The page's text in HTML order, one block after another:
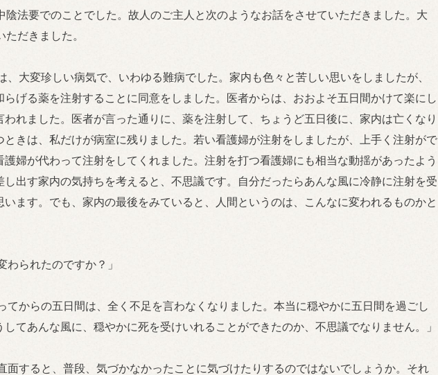
陰法要でのことでした。故人のご主人と次のようなお話をさせていただきました。大
だきました。
、大変珍しい病気で、いわゆる難病でした。家内も色々と苦しい思いをしましたが、
らげる薬を注射することに同意をしました。医者からは、おおよそ五日間かけて楽にし
われました。医者が言った通りに、薬を注射して、ちょうど五日後に、家内は亡くなり
ときは、私だけが病室に残りました。若い看護婦が注射をしましたが、上手く注射がで
護婦が代わって注射をしてくれました。注射を打つ看護婦にも相当な動揺があったよう
し出す家内の気持ちを考えると、不思議です。自分だったらあんな風に冷静に注射を受
います。でも、家内の最後をみていると、人間というのは、こんなに変われるものかと
わられたのですか？」
てからの五日間は、全く不足を言わなくなりました。本当に穏やかに五日間を過ごし
してあんな風に、穏やかに死を受けいれることができたのか、不思議でなりません。」
面すると、普段、気づかなかったことに気づけたりするのではないでしょうか。それ